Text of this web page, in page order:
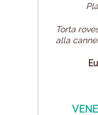
Torta
alla